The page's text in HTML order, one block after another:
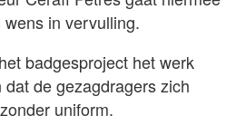
in vervulling.
badgesproject het werk
de gezagdragers zich
uniform.